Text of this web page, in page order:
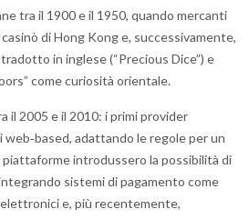
tra il 1900 e il 1950, quando mercanti
di Hong Kong e, successivamente,
in inglese (“Precious Dice”) e
come curiosità orientale.
il 2005 e il 2010: i primi provider
adattando le regole per un
introdussero la possibilità di
sistemi di pagamento come
e, più recentemente,